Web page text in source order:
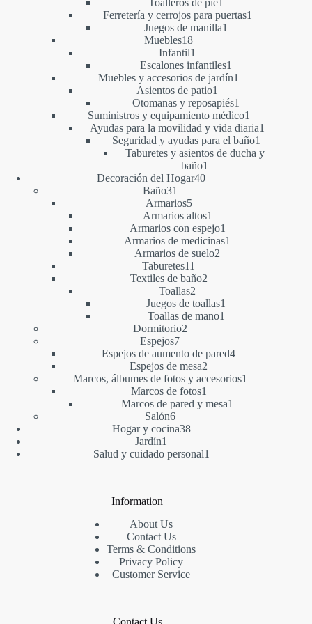
Toalleros de pie1
producto
Ferretería y cerrojos para puertas1
Juegos de manilla1
Muebles1818
productos
Infantil1
producto
Escalones infantiles1
producto
Muebles y accesorios de jardín1
Asientos de patio1
producto
Otomanas y reposapiés1
producto
Suministros y equipamiento médico1
producto
Ayudas para la movilidad y vida diaria1
Seguridad y ayudas para el baño1
producto
Taburetes y asientos de ducha y
baño1
Decoración del Hogar4040
Baño31
productos
Armarios55
productos
Armarios altos1
producto
Armarios con espejo1
producto
Armarios de medicinas1
Armarios de suelo2
Taburetes11
productos
Textiles de baño22
Toallas2
productos
Juegos de toallas1
Toallas de mano1
Dormitorio22
Espejos77
productos
Espejos de aumento de pared44
Espejos de mesa2
productos
Marcos, álbumes de fotos y accesorios1
Marcos de fotos1
producto
Marcos de pared y mesa1
Salón66
productos
Hogar y cocina3838
Jardín1
producto
Salud y cuidado personal1
Information
About Us
Contact Us
Terms & Conditions
Privacy Policy
Customer Service